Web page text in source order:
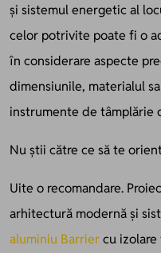
și sistemul energetic al
celor potrivite poate fi o
în considerare aspecte
dimensiunile, materialul
instrumente de tâmplărie
Nu știi către ce să te
Uite o recomandare.
arhitectură modernă și
aluminiu Barriercu